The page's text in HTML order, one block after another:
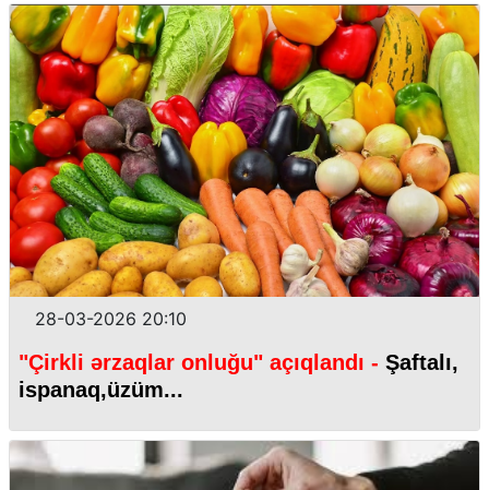
28-03-2026 20:10
"Çirkli ərzaqlar onluğu" açıqlandı - Şaftalı,
ispanaq,üzüm...